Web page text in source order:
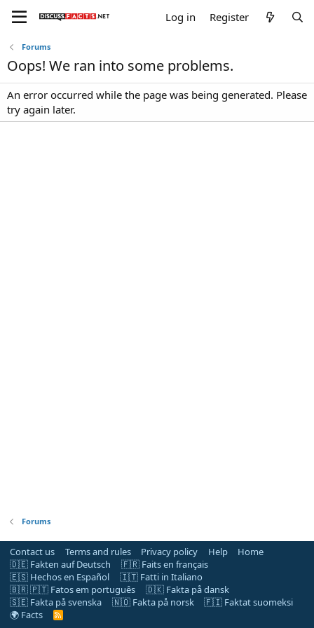
Log in Register
Forums
Oops! We ran into some problems.
An error occurred while the page was being generated. Please
try again later.
Forums
Contact us Terms and rules Privacy policy Help
Home
🇩🇪 Fakten auf Deutsch
🇫🇷 Faits en français
🇪🇸 Hechos en Español
🇮🇹 Fatti in Italiano
🇧🇷 🇵🇹 Fatos em português
🇩🇰 Fakta på dansk
🇸🇪 Fakta på svenska
🇳🇴 Fakta på norsk
🇫🇮 Faktat suomeksi
🌍 Facts
R